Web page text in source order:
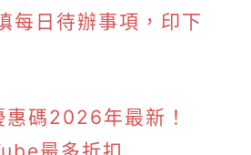
每日待辦事項，印下
碼2026年最新！